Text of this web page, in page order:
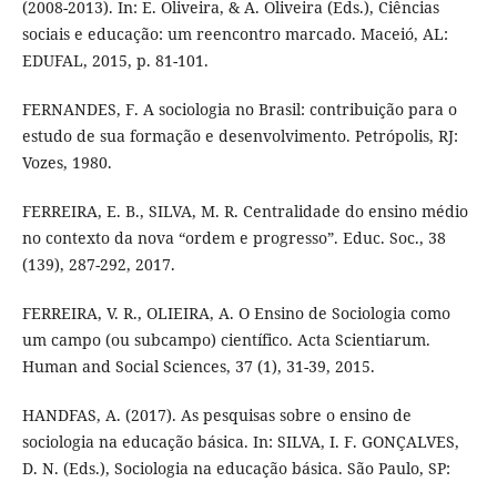
(2008-2013). In: E. Oliveira, & A. Oliveira (Eds.), Ciências
sociais e educação: um reencontro marcado. Maceió, AL:
EDUFAL, 2015, p. 81-101.
FERNANDES, F. A sociologia no Brasil: contribuição para o
estudo de sua formação e desenvolvimento. Petrópolis, RJ:
Vozes, 1980.
FERREIRA, E. B., SILVA, M. R. Centralidade do ensino médio
no contexto da nova “ordem e progresso”. Educ. Soc., 38
(139), 287-292, 2017.
FERREIRA, V. R., OLIEIRA, A. O Ensino de Sociologia como
um campo (ou subcampo) científico. Acta Scientiarum.
Human and Social Sciences, 37 (1), 31-39, 2015.
HANDFAS, A. (2017). As pesquisas sobre o ensino de
sociologia na educação básica. In: SILVA, I. F. GONÇALVES,
D. N. (Eds.), Sociologia na educação básica. São Paulo, SP: